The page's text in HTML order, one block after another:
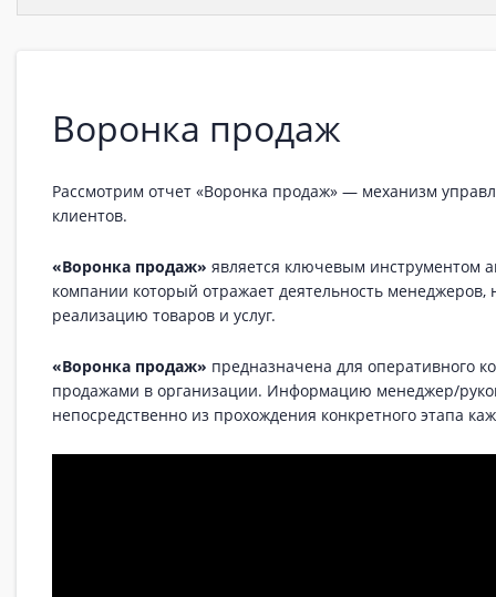
Воронка продаж
Рассмотрим отчет «Воронка продаж» — механизм
клиентов.
«Воронка продаж» является ключевым инструментом
компании который отражает деятельность
реализацию товаров и услуг.
«Воронка продаж» предназначена для оперативного
продажами в организации. Информацию менеджер/
непосредственно из прохождения конкретного этапа